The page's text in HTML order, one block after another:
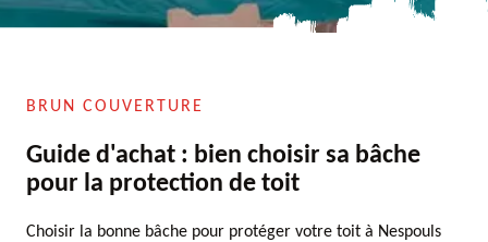
BRUN COUVERTURE
Guide d'achat : bien choisir sa bâche
pour la protection de toit
Choisir la bonne bâche pour protéger votre toit à Nespouls